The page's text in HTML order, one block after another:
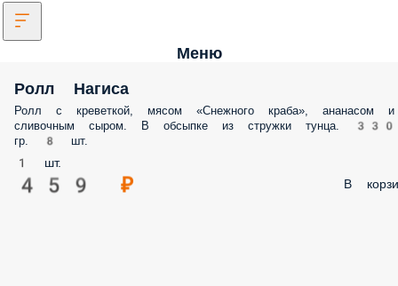
Меню
Ролл Нагиса
Ролл с креветкой, мясом «Снежного краба», ананасом и
сливочным сыром. В обсыпке из стружки тунца. 330
гр. 8 шт.
1 шт.
459 ₽ В